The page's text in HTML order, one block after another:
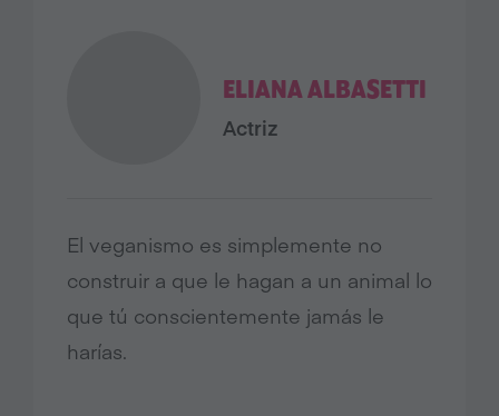
ELIANA ALBASETTI
Actriz
El veganismo es simplemente no
construir a que le hagan a un animal lo
que tú conscientemente jamás le
harías.